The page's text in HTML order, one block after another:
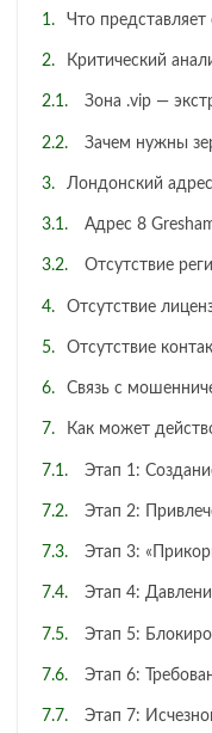
Что
Критический
Зона .vip —
Зачем нужны
Лондонский
Адрес 8
Отсутствие
Отсутствие
Отсутствие
Связь с
Как может
Этап 1:
Этап 2:
Этап 3:
Этап 4:
Этап 5:
Этап 6:
Этап 7: